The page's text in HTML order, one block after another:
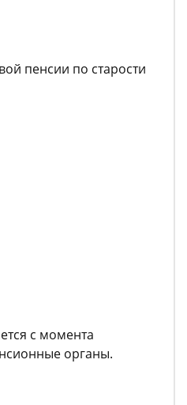
пенсии по старости
с момента
органы.